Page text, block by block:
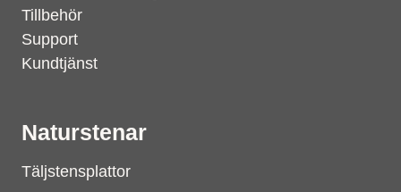
Tillbehör
Support
Kundtjänst
Naturstenar
Täljstensplattor